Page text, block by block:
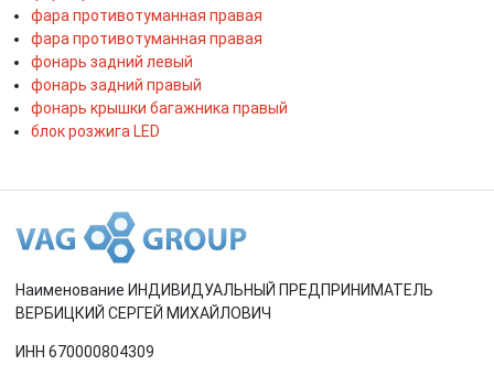
фара противотуманная правая
фара противотуманная правая
фонарь задний левый
фонарь задний правый
фонарь крышки багажника правый
блок розжига LED
Наименование ИНДИВИДУАЛЬНЫЙ ПРЕДПРИНИМАТЕЛЬ
ВЕРБИЦКИЙ СЕРГЕЙ МИХАЙЛОВИЧ
ИНН 670000804309